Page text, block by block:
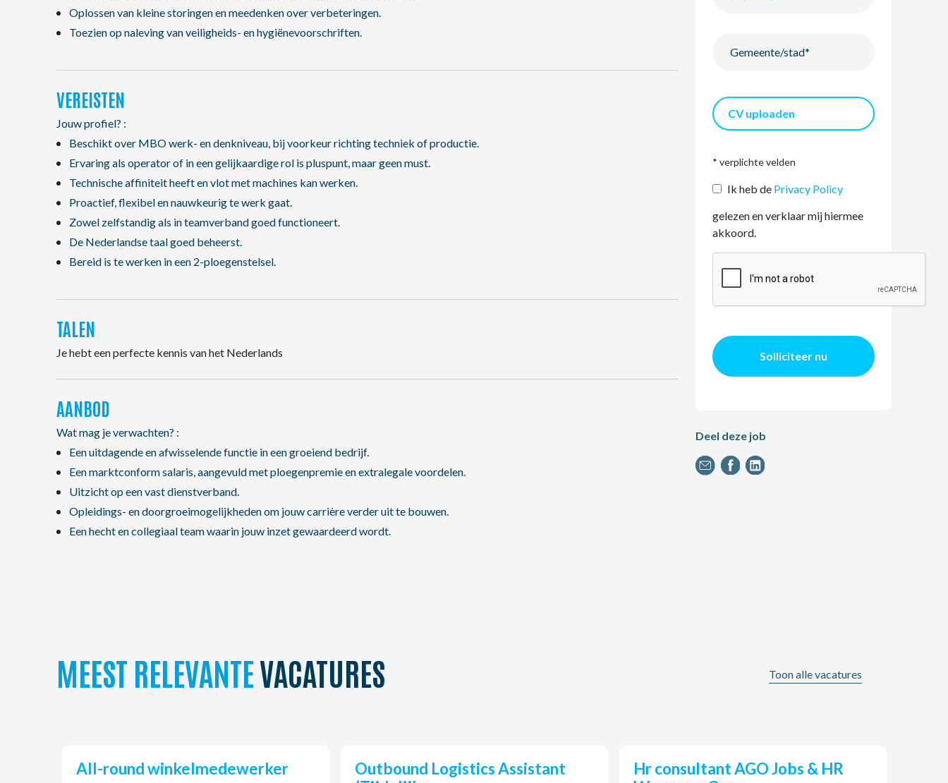
Oplossen van kleine storingen en meedenken over verbeteringen.
Toezien op naleving van veiligheids- en hygiënevoorschriften.
VEREISTEN
Jouw profiel? :
Beschikt over MBO werk- en denkniveau, bij voorkeur richting techniek of productie.
Ervaring als operator of in een gelijkaardige rol is pluspunt, maar geen must.
Technische affiniteit heeft en vlot met machines kan werken.
Proactief, flexibel en nauwkeurig te werk gaat.
Zowel zelfstandig als in teamverband goed functioneert.
De Nederlandse taal goed beheerst.
Bereid is te werken in een 2-ploegenstelsel.
TALEN
Je hebt een perfecte kennis van het Nederlands
AANBOD
Wat mag je verwachten? :
Een uitdagende en afwisselende functie in een groeiend bedrijf.
Een marktconform salaris, aangevuld met ploegenpremie en extralegale voordelen.
Uitzicht op een vast dienstverband.
Opleidings- en doorgroeimogelijkheden om jouw carrière verder uit te bouwen.
Een hecht en collegiaal team waarin jouw inzet gewaardeerd wordt.
CV uploaden
* verplichte velden
Ik heb de Privacy Policy
gelezen en verklaar mij hiermee
akkoord.
Solliciteer nu
Deel deze job
MEEST RELEVANTEVACATURES Toon alle vacatures
All-round winkelmedewerker
Outbound Logistics Assistant
Hr consultant AGO Jobs & HR